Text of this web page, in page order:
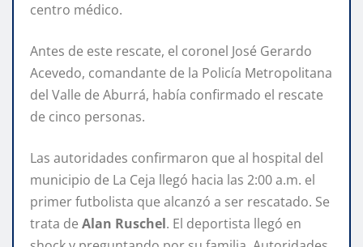
centro médico.
Antes de este rescate, el coronel José Gerardo
Acevedo, comandante de la Policía Metropolitana
del Valle de Aburrá, había confirmado el rescate
de cinco personas.
Las autoridades confirmaron que al hospital del
municipio de La Ceja llegó hacia las 2:00 a.m. el
primer futbolista que alcanzó a ser rescatado. Se
trata de Alan Ruschel. El deportista llegó en